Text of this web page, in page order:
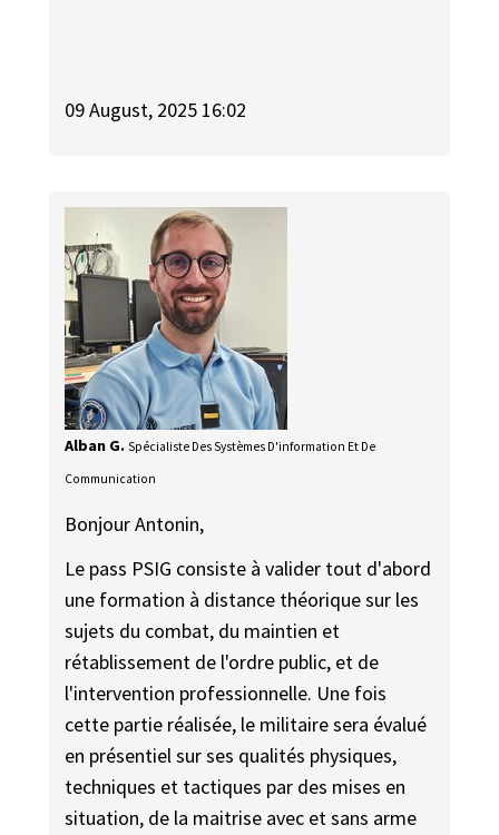
09 August, 2025 16:02
Alban G. Spécialiste Des Systèmes D'information Et De
Communication
Bonjour Antonin,
Le pass PSIG consiste à valider tout d'abord
une formation à distance théorique sur les
sujets du combat, du maintien et
rétablissement de l'ordre public, et de
l'intervention professionnelle. Une fois
cette partie réalisée, le militaire sera évalué
en présentiel sur ses qualités physiques,
techniques et tactiques par des mises en
situation, de la maitrise avec et sans arme